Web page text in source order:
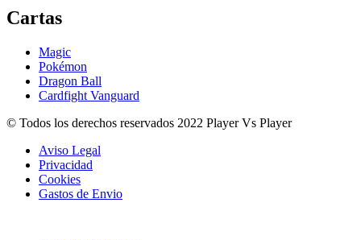
Cartas
Magic
Pokémon
Dragon Ball
Cardfight Vanguard
© Todos los derechos reservados 2022 Player Vs Player
Aviso Legal
Privacidad
Cookies
Gastos de Envio